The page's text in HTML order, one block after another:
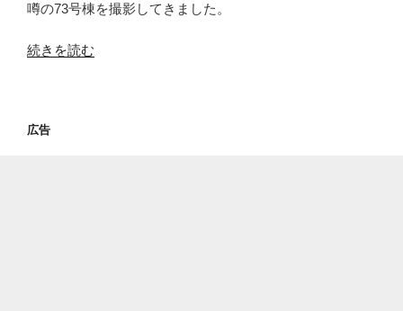
だ
て
噂の73号棟を撮影してきました。
“解
る
続きを読む
広告